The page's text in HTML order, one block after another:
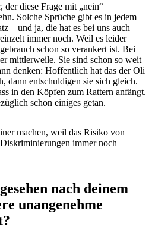
der diese Frage mit „nein“
Solche Sprüche gibt es in jedem
– und ja, die hat es bei uns auch
immer noch. Weil es leider
schon so verankert ist. Bei
mittlerweile. Sie sind schon so weit
denken: Hoffentlich hat das der Oli
dann entschuldigen sie sich gleich.
in den Köpfen zum Rattern anfängt.
schon einiges getan.
machen, weil das Risiko von
immer noch
nach deinem
unangenehme